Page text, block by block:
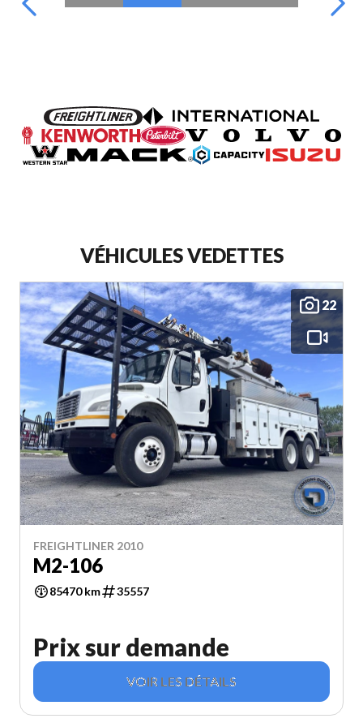
VÉHICULES VEDETTES
22
FREIGHTLINER 2010
M2-106
85470 km 35557
Prix sur demande
VOIR LES DÉTAILS